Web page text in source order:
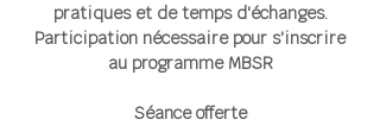
pratiques et de temps d'échanges.
Participation nécessaire pour s'inscrire
au programme MBSR
Séance offerte